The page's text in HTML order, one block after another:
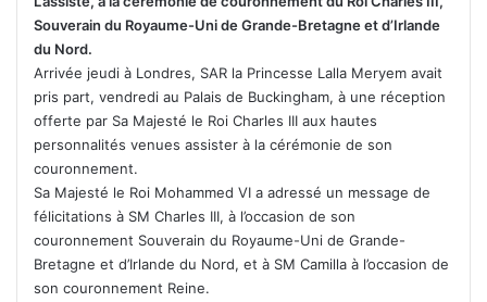
Souverain du Royaume-Uni de Grande-Bretagne et d’Irlande
du Nord.
Arrivée jeudi à Londres, SAR la Princesse Lalla Meryem avait
pris part, vendredi au Palais de Buckingham, à une réception
offerte par Sa Majesté le Roi Charles III aux hautes
personnalités venues assister à la cérémonie de son
couronnement.
Sa Majesté le Roi Mohammed VI a adressé un message de
félicitations à SM Charles III, à l’occasion de son
couronnement Souverain du Royaume-Uni de Grande-
Bretagne et d’Irlande du Nord, et à SM Camilla à l’occasion de
son couronnement Reine.